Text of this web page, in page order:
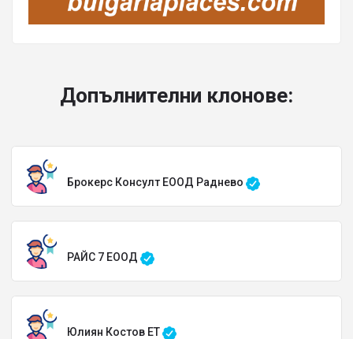
Допълнителни клонове:
Брокерс Консулт ЕООД Раднево
РАЙС 7 ЕООД
Юлиян Костов ЕТ